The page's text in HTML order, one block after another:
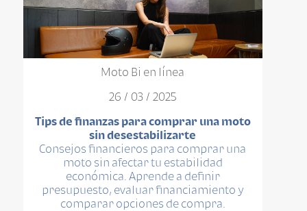
Moto Bi en línea
26 / 03 / 2025
Tips de finanzas para comprar una moto
sin desestabilizarte
Consejos financieros para comprar una
moto sin afectar tu estabilidad
económica. Aprende a definir
presupuesto, evaluar financiamiento y
comparar opciones de compra.